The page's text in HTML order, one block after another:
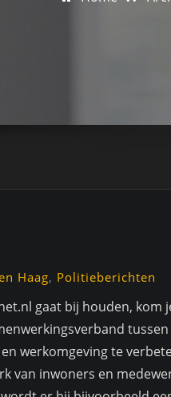
Haag, Politieberichten
gaat bij houden, kom
werkomgeving te
van inwoners en